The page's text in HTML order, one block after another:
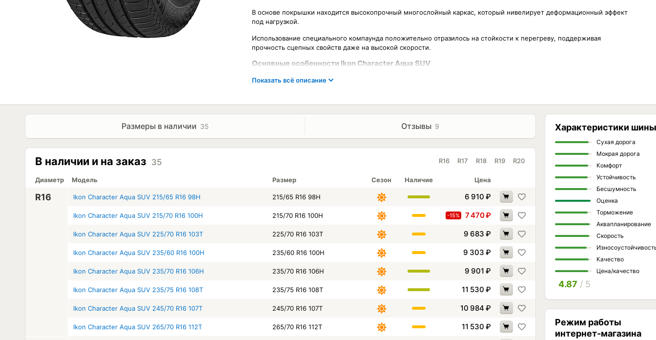
В основе покрышки находится высокопрочный многослойный каркас, который нивелирует деформационный эффект
под нагрузкой.
Использование специального компаунда положительно отразилось на стойкости к перегреву, поддерживая
прочность сцепных свойств даже на высокой скорости.
Основные особенности Ikon Character Aqua SUV
- бюджетная модель для современных внедорожников и кроссоверов, эксплуатируемых летом, как на асфальте, так
- реберная структура в центре обеспечивает точность управления при различных скоростных режимах;
- термостойкий компаунд, а также система каналов, способствующая отведению тепловой энергии и
поддерживающая структурную плотность резины
* Внимание: летние шины не российского происхождения могут быть промаркированы обозначением M+S
Показать всё описание
Размеры в наличии 35 Отзывы 9
R16 R17 R18 R19 R20
В наличии и на заказ 35
Диаметр Модель Размер Сезон Наличие Цена
R16 Ikon Character Aqua SUV 215/65 R16 98H 215/65 R16 98H 6 910 ₽
Ikon Character Aqua SUV 215/70 R16 100H 215/70 R16 100H -15% 7 470₽
Ikon Character Aqua SUV 225/70 R16 103T 225/70 R16 103T 9 683 ₽
Ikon Character Aqua SUV 235/60 R16 100H 235/60 R16 100H 9 303 ₽
Ikon Character Aqua SUV 235/70 R16 106H 235/70 R16 106H 9 901 ₽
Ikon Character Aqua SUV 235/75 R16 108T 235/75 R16 108T 11 530 ₽
Ikon Character Aqua SUV 245/70 R16 107T 245/70 R16 107T 10 984 ₽
Ikon Character Aqua SUV 265/70 R16 112T 265/70 R16 112T 11 530 ₽
Характеристики шины
Сухая дорога
Мокрая дорога
Комфорт
Устойчивость
Бесшумность
Оценка
Торможение
Аквапланирование
Скорость
Качество
Цена/качество
4.87 / 5
Режим работы
интернет-магазина